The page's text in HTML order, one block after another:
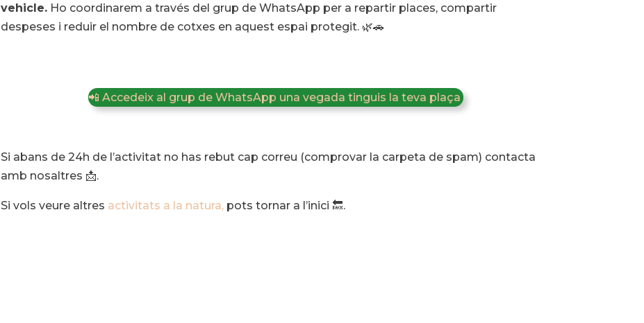
vehicle.Ho coordinarem a través del grup de WhatsApp per a repartir places, compartir
despeses i reduir el nombre de cotxes en aquest espai protegit. 🌿🚗
📲 Accedeix al grup de WhatsApp una vegada tinguis la teva plaça
Si abans de 24h de l’activitat no has rebut cap correu (comprovar la carpeta de spam) contacta
amb nosaltres 📩.
Si vols veure altres activitats a la natura,pots tornar a l’inici 🔙.